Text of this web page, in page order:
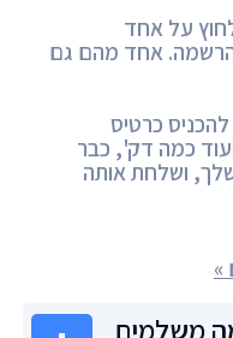
על אחד
אחד מהם גם
כרטיס
כמה דק', כבר
ושלחת אותה
»
משלמים